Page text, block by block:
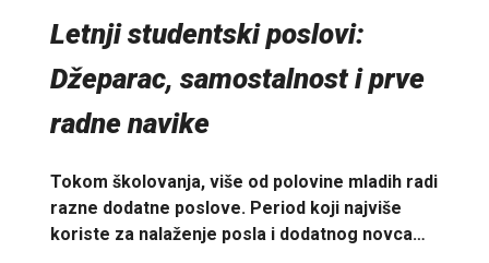
Letnji studentski poslovi:
Džeparac, samostalnost i prve
radne navike
Tokom školovanja, više od polovine mladih radi
razne dodatne poslove. Period koji najviše
koriste za nalaženje posla i dodatnog novca…